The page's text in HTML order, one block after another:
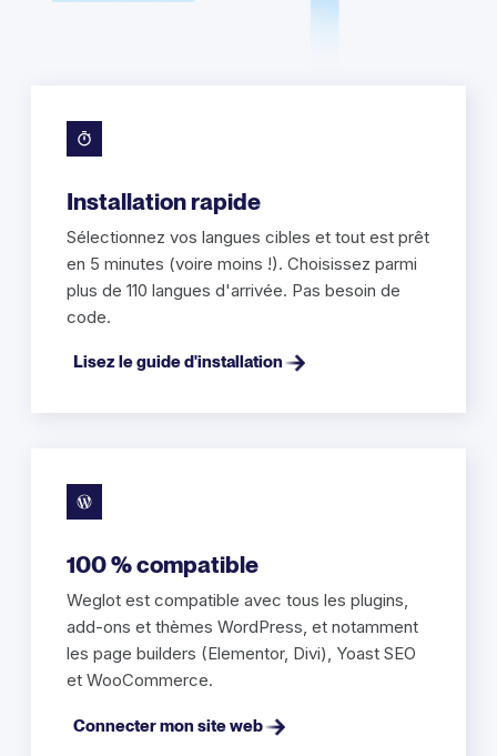
Installation rapide
Sélectionnez vos langues cibles et tout est prêt
en 5 minutes (voire moins !). Choisissez parmi
plus de 110 langues d'arrivée. Pas besoin de
code.
Lisez le guide d'installation
100 % compatible
Weglot est compatible avec tous les plugins,
add-ons et thèmes WordPress, et notamment
les page builders (Elementor, Divi), Yoast SEO
et WooCommerce.
Connecter mon site web